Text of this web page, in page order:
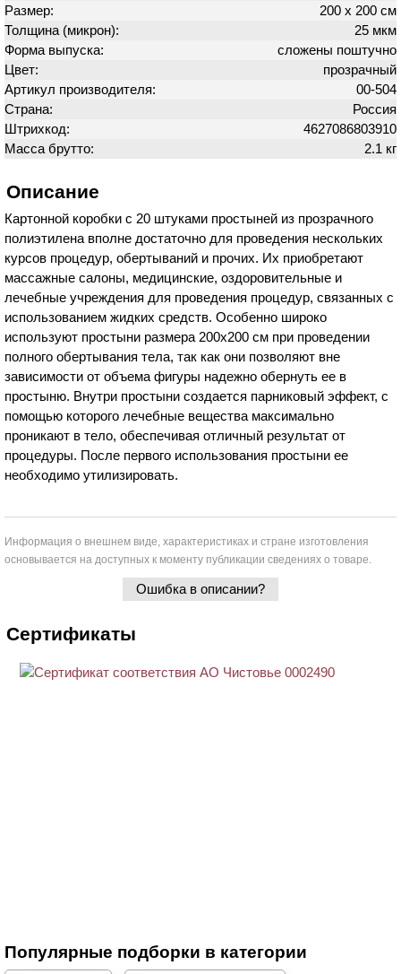
Размер:
200 х 200 см
Толщина (микрон):
25 мкм
Форма выпуска:
сложены поштучно
Цвет:
прозрачный
Артикул производителя:
00-504
Страна:
Россия
Штрихкод:
4627086803910
Масса брутто:
2.1 кг
Описание
Картонной коробки с 20 штуками простыней из прозрачного
полиэтилена вполне достаточно для проведения нескольких
курсов процедур, обертываний и прочих. Их приобретают
массажные салоны, медицинские, оздоровительные и
лечебные учреждения для проведения процедур, связанных с
использованием жидких средств. Особенно широко
используют простыни размера 200х200 см при проведении
полного обертывания тела, так как они позволяют вне
зависимости от объема фигуры надежно обернуть ее в
простыню. Внутри простыни создается парниковый эффект, с
помощью которого лечебные вещества максимально
проникают в тело, обеспечивая отличный результат от
процедуры. После первого использования простыни ее
необходимо утилизировать.
Информация о внешнем виде, характеристиках и стране изготовления
основывается на доступных к моменту публикации сведениях о товаре.
Ошибка в описании?
Сертификаты
Популярные подборки в категории